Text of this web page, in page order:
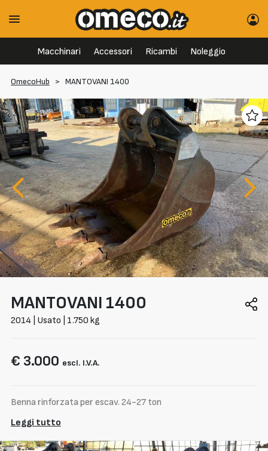
Macchinari Accessori Ricambi Noleggio
OmecoHub > MANTOVANI 1400
MANTOVANI 1400
2014 | Usato | 1.750 kg
€ 3.000 escl. I.V.A.
Benna rinforzata per escav. 24-27 ton
Leggi tutto